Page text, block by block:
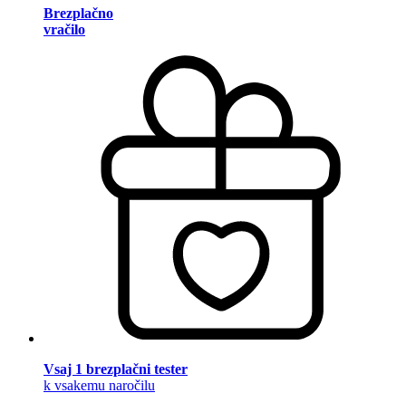
Brezplačno
vračilo
Vsaj 1 brezplačni tester
k vsakemu naročilu